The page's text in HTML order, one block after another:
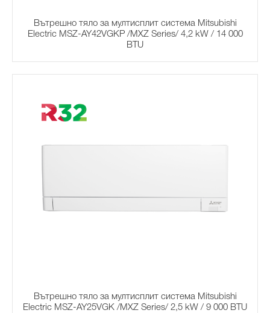
Вътрешно тяло за мултисплит система Mitsubishi
Electric MSZ-AY42VGKP /MXZ Series/ 4,2 kW / 14 000
BTU
Вътрешно тяло за мултисплит система Mitsubishi
Electric MSZ-AY25VGK /MXZ Series/ 2,5 kW / 9 000 BTU